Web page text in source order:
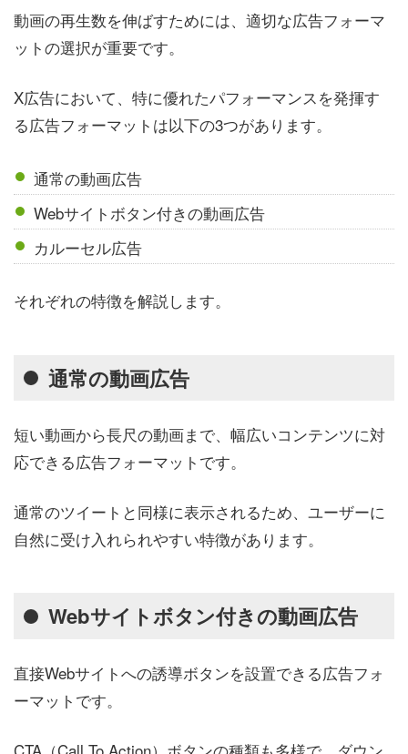
動画の再生数を伸ばすためには、適切な広告フォーマ
ットの選択が重要です。
X広告において、特に優れたパフォーマンスを発揮す
る広告フォーマットは以下の3つがあります。
通常の動画広告
Webサイトボタン付きの動画広告
カルーセル広告
それぞれの特徴を解説します。
通常の動画広告
短い動画から長尺の動画まで、幅広いコンテンツに対
応できる広告フォーマットです。
通常のツイートと同様に表示されるため、ユーザーに
自然に受け入れられやすい特徴があります。
Webサイトボタン付きの動画広告
直接Webサイトへの誘導ボタンを設置できる広告フォ
ーマットです。